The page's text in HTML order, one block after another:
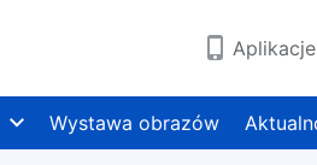
Wystawa obrazów
46:43
do